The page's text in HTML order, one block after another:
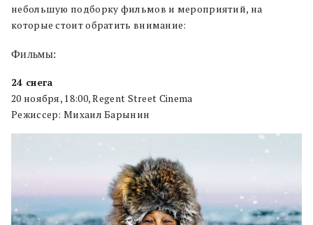
небольшую подборку фильмов и мероприятий, на
которые стоит обратить внимание:
Фильмы:
24 снега
20 ноября, 18:00, Regent Street Cinema
Режиссер: Михаил Барынин